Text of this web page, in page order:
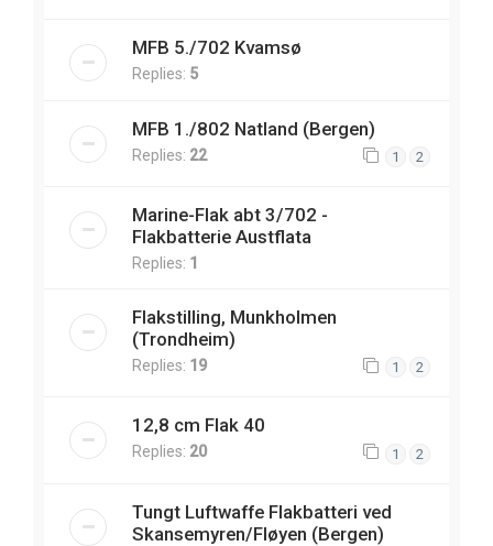
MFB 5./702 Kvamsø
Replies: 5
MFB 1./802 Natland (Bergen)
Replies: 22 1 2
Marine-Flak abt 3/702 -
Flakbatterie Austflata
Replies: 1
Flakstilling, Munkholmen
(Trondheim)
Replies: 19 1 2
12,8 cm Flak 40
Replies: 20 1 2
Tungt Luftwaffe Flakbatteri ved
Skansemyren/Fløyen (Bergen)